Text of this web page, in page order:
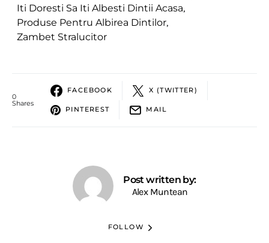
Iti Doresti Sa Iti Albesti Dintii Acasa,
Produse Pentru Albirea Dintilor,
Zambet Stralucitor
0
Shares
FACEBOOK X (TWITTER)
PINTEREST MAIL
Post written by:
Alex Muntean
FOLLOW